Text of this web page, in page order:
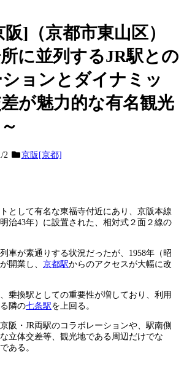
]（京都市東山区）
に並列するJR駅との
ョンとダイナミッ
が魅力的な有名観光
2 京阪[京都]
として有名な東福寺付近にあり、京阪本線
治43年）に設置された、相対式２面２線の
車が素通りする状況だったが、1958年（昭
開業し、 京都駅からのアクセスが大幅に改
乗換駅としての重要性が増しており、利用
隣の七条駅を上回る。
阪・JR両駅のコラボレーションや、駅南側
立体交差等、観光地である周辺だけでな
ある。